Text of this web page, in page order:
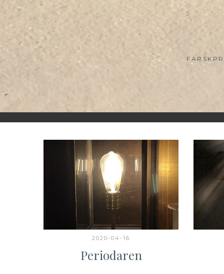
2020-04-16
Periodaren